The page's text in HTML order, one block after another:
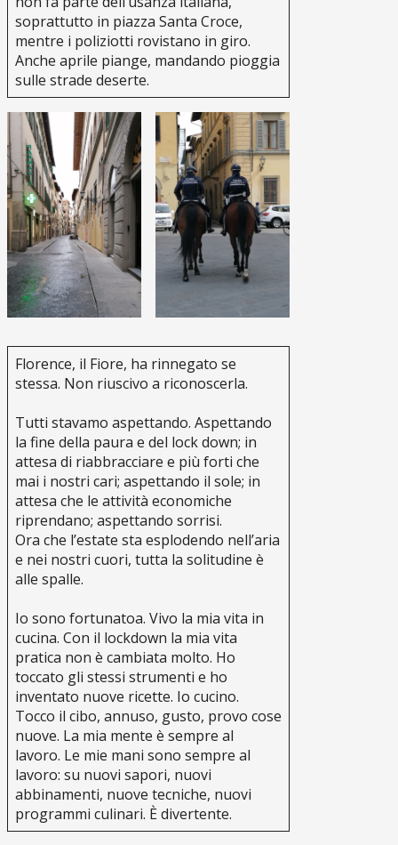
soprattutto in piazza Santa Croce,
mentre i poliziotti rovistano in giro.
Anche aprile piange, mandando pioggia
sulle strade deserte.
Florence, il Fiore, ha rinnegato se
stessa. Non riuscivo a riconoscerla.
Tutti stavamo aspettando. Aspettando
la fine della paura e del lock down; in
attesa di riabbracciare e più forti che
mai i nostri cari; aspettando il sole; in
attesa che le attività economiche
riprendano; aspettando sorrisi.
Ora che l’estate sta esplodendo nell’aria
e nei nostri cuori, tutta la solitudine è
alle spalle.
Io sono fortunatoa. Vivo la mia vita in
cucina. Con il lockdown la mia vita
pratica non è cambiata molto. Ho
toccato gli stessi strumenti e ho
inventato nuove ricette. Io cucino.
Tocco il cibo, annuso, gusto, provo cose
nuove. La mia mente è sempre al
lavoro. Le mie mani sono sempre al
lavoro: su nuovi sapori, nuovi
abbinamenti, nuove tecniche, nuovi
programmi culinari. È divertente.